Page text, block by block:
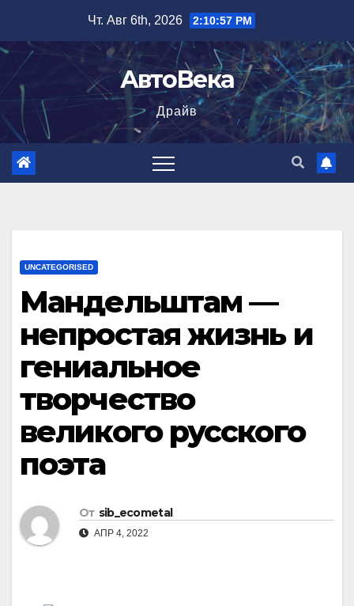
содержимому
Чт. Авг 6th, 2026 2:10:58 PM
АвтоВека
Драйв
UNCATEGORISED
Мандельштам —
непростая жизнь и
гениальное
творчество
великого русского
поэта
От sib_ecometal
АПР 4, 2022